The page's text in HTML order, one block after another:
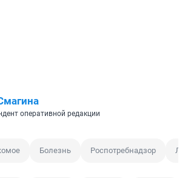
оперативной редакции
Болезнь Роспотребнадзор